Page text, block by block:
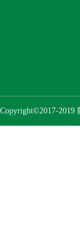
Copyright©2017-